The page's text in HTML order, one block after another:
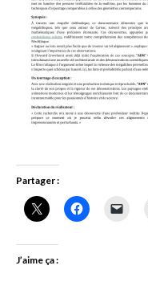
Partager :
J’aime ça :